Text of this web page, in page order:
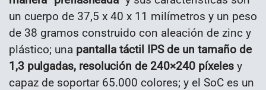
un cuerpo de 37,5 x 40 x 11 milímetros y un peso
de 38 gramos construido con aleación de zinc y
plástico; una pantalla táctil IPS de un tamaño de
1,3 pulgadas, resolución de 240×240 píxeles y
capaz de soportar 65.000 colores; y el SoC es un